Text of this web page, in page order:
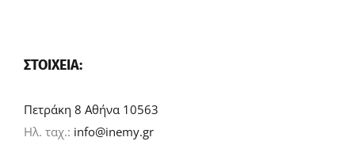
ΣΤΟΙΧΕΊΑ:
Πετράκη 8 Αθήνα 10563
Ηλ. ταχ.: info@inemy.gr